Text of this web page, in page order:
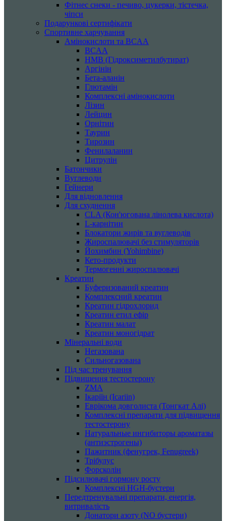
Фітнес снеки - печиво, цукерки, тістечка,
чіпси
Подарункові сертифікати
Спортивне харчування
Амінокислоти та BCAA
BCAA
HMB (Гідроксиметилбутират)
Аргінін
Бета-аланін
Глютамін
Комплексні амінокислоти
Лізин
Лейцин
Орнітин
Таурин
Тирозин
Фенилаланин
Цитрулін
Батончики
Вуглеводи
Гейнери
Для відновлення
Для схуднення
CLA (Кон'югована лінолева кислота)
L-карнітин
Блокатори жирів та вуглеводів
Жироспалювачі без стимуляторів
Йохимбин (Yohimbine)
Кето-продукти
Термогенні жироспалювачі
Креатин
Буферизований креатин
Комплексний креатин
Креатин гідрохлорид
Креатин етил ефір
Креатин малат
Креатин моногідрат
Мінеральні води
Негазована
Сильногазована
Під час тренування
Підвищення тестостерону
ZMA
Ікаріїн (Icariin)
Еврікома довголиста (Тонгкат Алі)
Комплексні препарати для підвищення
тестостерону
Натуральные ингибиторы ароматазы
(антиэстрогены)
Пажитник (фенугрек, Fenugreek)
Трібулус
Форсколін
Підсилювачі гормону росту
Комплексні HGH-бустери
Передтренувальні препарати, енергія,
витривалість
Донатори азоту (NO бустери)